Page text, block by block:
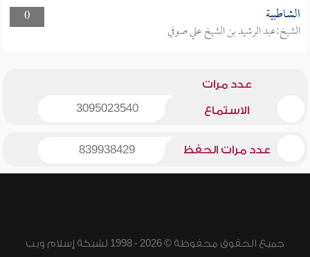
0
الشاطبية
الشيخ:عبد الرشيد بن الشيخ علي صوفي
عدد مرات
الاستماع 3095023540
عدد مرات الحفظ 839938429
جميع الحقوق محفوظة © 2026 - 1998 لشبكة إسلام ويب